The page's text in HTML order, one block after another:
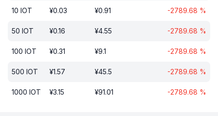
10 IOT ¥0.03 ¥0.91 -2789.68 %
50 IOT ¥0.16 ¥4.55 -2789.68 %
100 IOT ¥0.31 ¥9.1 -2789.68 %
500 IOT ¥1.57 ¥45.5 -2789.68 %
1000 IOT ¥3.15 ¥91.01 -2789.68 %